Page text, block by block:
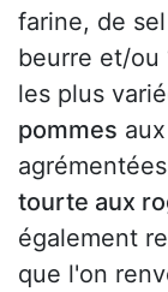
farine, de
beurre et/ou
les plus
pommes aux
tourte aux
également
que l'on